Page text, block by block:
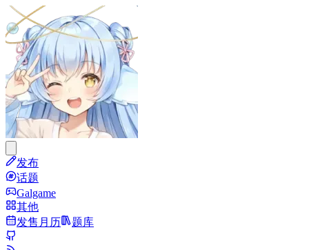
发布
话题
Galgame
其他
发售月历
题库